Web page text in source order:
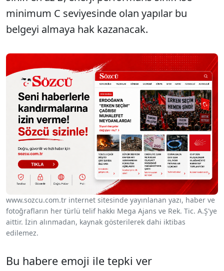
minimum C seviyesinde olan yapılar bu
belgeyi almaya hak kazanacak.
www.sozcu.com.tr internet sitesinde yayınlanan yazı, haber ve
fotoğrafların her türlü telif hakkı Mega Ajans ve Rek. Tic. A.Ş'ye
aittir. İzin alınmadan, kaynak gösterilerek dahi iktibas
edilemez.
Bu habere emoji ile tepki ver